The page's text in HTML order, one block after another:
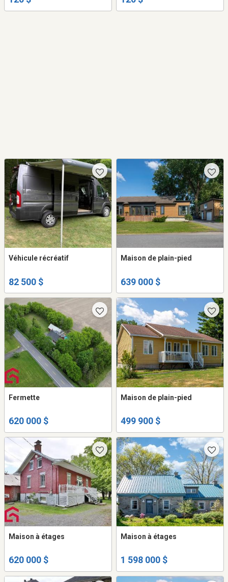
Véhicule récréatif
82 500 $
Maison de plain-pied
639 000 $
Fermette
620 000 $
Maison de plain-pied
499 900 $
Maison à étages
620 000 $
Maison à étages
1 598 000 $